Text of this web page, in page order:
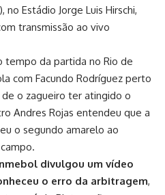
no Estádio Jorge Luis Hirschi,
transmissão ao vivo
tempo da partida no Rio de
com Facundo Rodríguez perto
o zagueiro ter atingido o
Andres Rojas entendeu que a
o segundo amarelo ao
divulgou um vídeo
o erro da arbitragem,